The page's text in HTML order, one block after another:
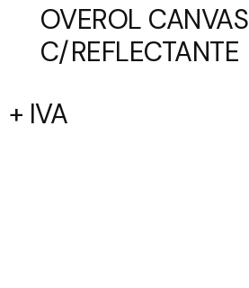
OVEROL CANVAS
C/REFLECTANTE
+ IVA